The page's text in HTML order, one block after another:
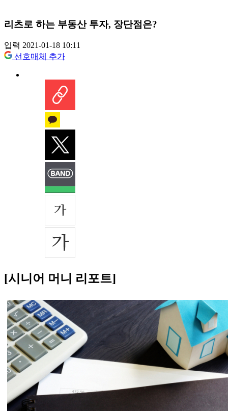
리츠로 하는 부동산 투자, 장단점은?
입력 2021-01-18 10:11
선호매체 추가
[시니어 머니 리포트]